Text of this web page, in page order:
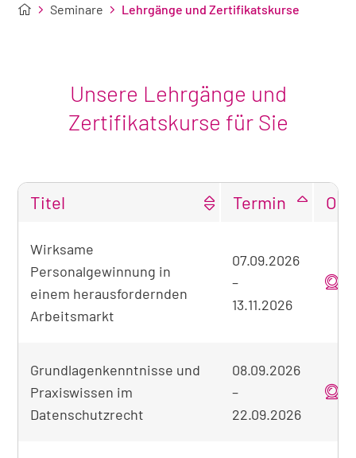
Seminare Lehrgänge und Zertifikatskurse
Unsere Lehrgänge und
Zertifikatskurse für Sie
Übersicht
der
gefundenen
Seminare
Titel Termin Ort
Wirksame
Personalgewinnung in
einem herausfordernden
Arbeitsmarkt
07.09.2026
–
13.11.2026
Grundlagenkenntnisse und
Praxiswissen im
Datenschutzrecht
08.09.2026
–
22.09.2026